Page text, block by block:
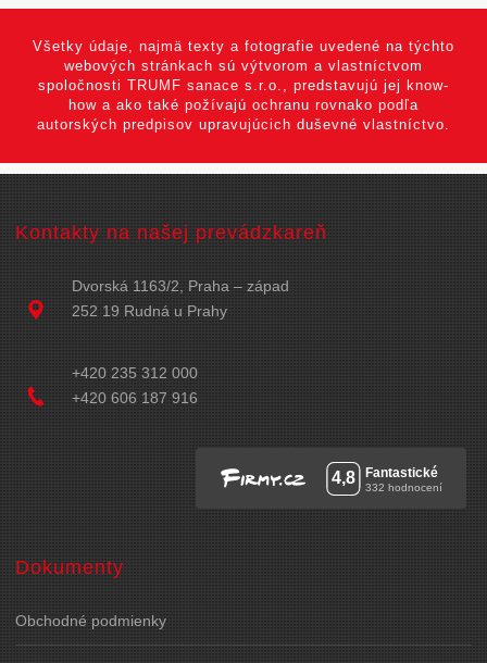
Všetky údaje, najmä texty a fotografie uvedené na týchto
webových stránkach sú výtvorom a vlastníctvom
spoločnosti TRUMF sanace s.r.o., predstavujú jej know-
how a ako také požívajú ochranu rovnako podľa
autorských predpisov upravujúcich duševné vlastníctvo.
Kontakty na našej prevádzkareň
Dvorská 1163/2, Praha – západ
252 19 Rudná u Prahy
+420 235 312 000
+420 606 187 916
Dokumenty
Obchodné podmienky